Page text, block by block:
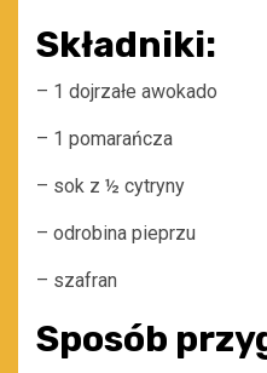
Składniki:
– 1 dojrzałe awokado
– 1 pomarańcza
– sok z ½ cytryny
– odrobina pieprzu
– szafran
Sposób